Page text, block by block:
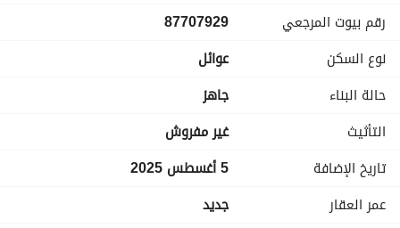
الضمانات:
ضمان 10 سنوات من ملاذ
إشراف مكتب هندسي
صور لجميع مراحل البناء
ضمانات تأسيس شركة التحويل 30 سنة
السعر: 570 الف ريال
رقم بيوت المرجعي
87707929
نوع السكن
عوائل
حالة البناء
جاهز
التأثيث
غير مفروش
تاريخ الإضافة
5 أغسطس 2025
عمر العقار
جديد